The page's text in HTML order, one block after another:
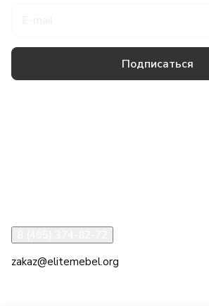
Подписаться
zakaz@elitemebel.org